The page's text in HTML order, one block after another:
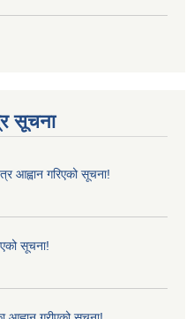
सूचना
आह्वान गरिएको सूचना!
सूचना!